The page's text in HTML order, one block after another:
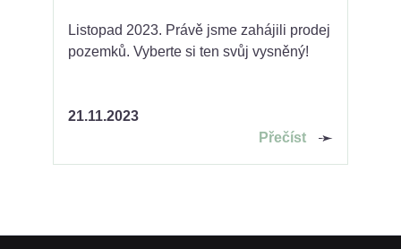
Listopad 2023. Právě jsme zahájili prodej
pozemků. Vyberte si ten svůj vysněný!
21.11.2023
Přečíst